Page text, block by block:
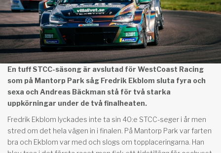
En tuff STCC-säsong är avslutad för WestCoast Racing
som på Mantorp Park såg Fredrik Ekblom sluta fyra och
sexa och Andreas Bäckman stå för två starka
uppkörningar under de två finalheaten.
Fredrik Ekblom lyckades inte ta sin 40:e STCC-seger i år men
stred om det hela vägen in i finalen. På Mantorp Park var farten
bra och Ekblom var med och slogs om topplaceringarna. Han